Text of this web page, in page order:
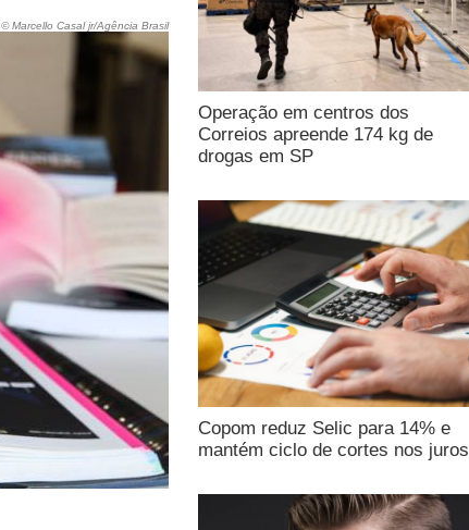
© Marcello Casal jr/Agência Brasil
Operação em centros dos
Correios apreende 174 kg de
drogas em SP
Copom reduz Selic para 14% e
mantém ciclo de cortes nos juros